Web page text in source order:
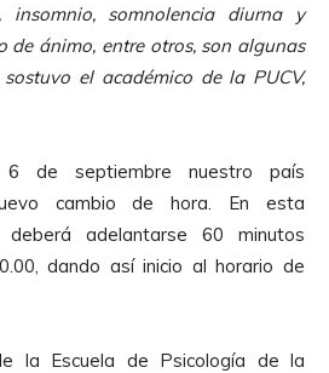
insomnio, somnolencia diurna y
de ánimo, entre otros, son algunas
el académico de la PUCV,
6 de septiembre nuestro país
cambio de hora. En esta
adelantarse 60 minutos
dando así inicio al horario de
la Escuela de Psicología de la